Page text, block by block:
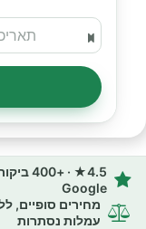
4.5★ · +400
Google
מחירים סופיים,
עמלות נסתרות